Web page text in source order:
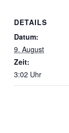
DETAILS
Datum:
9. August
Zeit:
3:02 Uhr